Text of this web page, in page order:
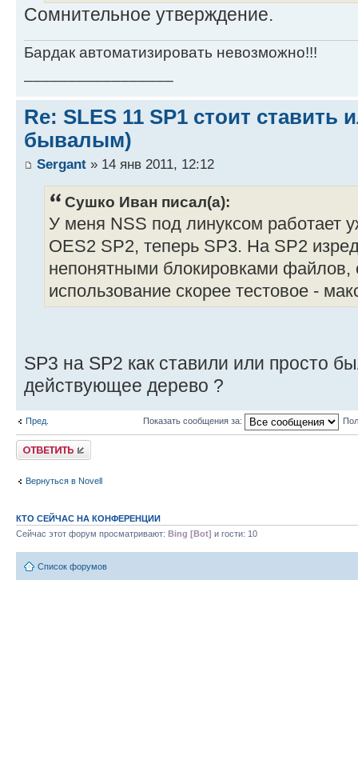
Сомнительное утверждение.
Бардак автоматизировать невозможно!!!
Re: SLES 11 SP1 стоит ставить
бывалым)
Sergant » 14 янв 2011, 12:12
Сушко Иван писал(а):
У меня NSS под линуксом работает
OES2 SP2, теперь SP3. На SP2
непонятными блокировками файлов,
использование скорее тестовое -
SP3 на SP2 как ставили или просто
действующее дерево ?
Пред. Показать сообщения за:
Ответить
Вернуться в Novell
КТО СЕЙЧАС НА КОНФЕРЕНЦИИ
Сейчас этот форум просматривают: Bing [Bot] и гости: 10
Список форумов